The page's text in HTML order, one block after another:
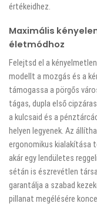
értékeidhez.
Maximális
életmódhoz
Felejtsd el a
modellt a mozgás és a
támogassa a pörgős
tágas, dupla első
a kulcsaid és a
helyen legyenek. Az
ergonomikus kialakítása
akár egy lendületes
sétán is észrevétlen
garantálja a szabad
pillanat megélésére